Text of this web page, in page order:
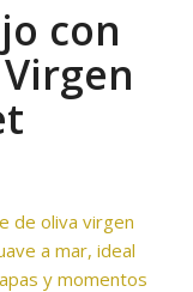
con
de oliva virgen
a mar, ideal
y momentos